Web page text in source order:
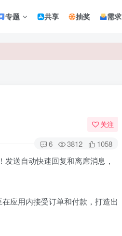
专题 共享 抽奖 需求
关注
6 3812 1058
送自动快速回复和离席消息，
应用内接受订单和付款，打造出